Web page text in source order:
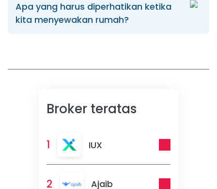
Apa yang harus diperhatikan ketika
kita menyewakan rumah?
Broker teratas
1 IUX
2 Ajaib